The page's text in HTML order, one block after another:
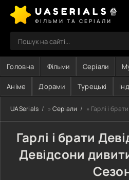
UASERIALS🍿
ФІЛЬМИ ТА СЕРІАЛИ
Головна Фільми Серіали
Аніме Дорами Турецькі
UASerials » Серіали » Гарлі і
Гарлі і брати
Девідсони